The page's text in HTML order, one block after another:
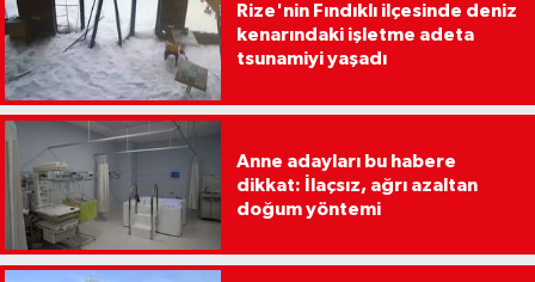
Rize'nin Fındıklı ilçesinde deniz
kenarındaki işletme adeta
tsunamiyi yaşadı
Anne adayları bu habere
dikkat: İlaçsız, ağrı azaltan
doğum yöntemi